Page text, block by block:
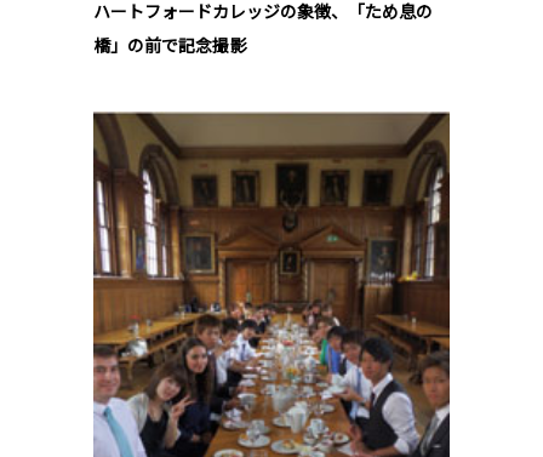
ハートフォードカレッジの象徴、「ため息の
橋」の前で記念撮影